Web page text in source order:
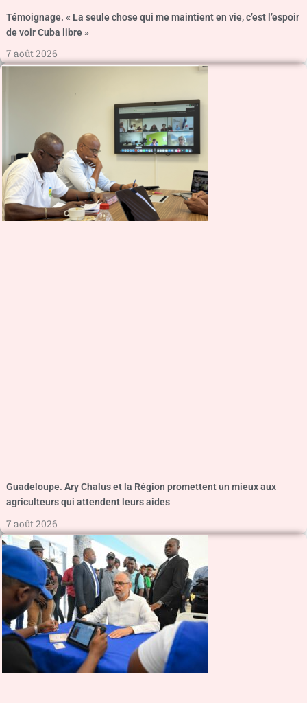
Témoignage. « La seule chose qui me maintient en vie, c’est l’espoir
de voir Cuba libre »
7 août 2026
Guadeloupe. Ary Chalus et la Région promettent un mieux aux
agriculteurs qui attendent leurs aides
7 août 2026